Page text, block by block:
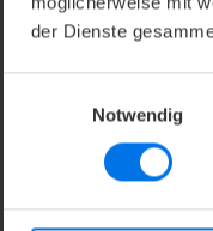
der Dienste
Notwendig
Bremen
Sie die
Erfahren